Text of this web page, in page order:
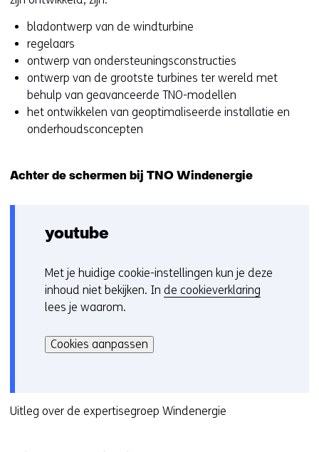
bladontwerp van de windturbine
regelaars
ontwerp van ondersteuningsconstructies
ontwerp van de grootste turbines ter wereld met
behulp van geavanceerde TNO-modellen
het ontwikkelen van geoptimaliseerde installatie en
onderhoudsconcepten
Achter de schermen bij TNO Windenergie
youtube
C
o
o
i
o
Met je huidige cookie-instellingen kun je deze
inhoud niet bekijken. In de cookieverklaring
lees je waarom.
kan
het
cookies
Cookies aanpassen
Uitleg over de expertisegroep Windenergie